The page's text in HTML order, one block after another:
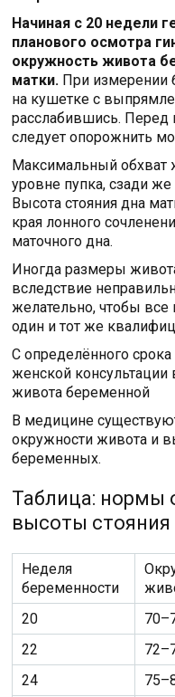
Начиная с 20 недели
планового осмотра
окружность живота
матки. При измерении
на кушетке с
расслабившись. Перед
следует опорожнить
Максимальный обхват
уровне пупка, сзади
Высота стояния дна
края лонного
маточного дна.
Иногда размеры
вследствие
желательно, чтобы
один и тот же
С определённого
женской
живота беременной
В медицине
окружности живота и
беременных.
Таблица: нормы
высоты
Неделя
беременности
20
22
24